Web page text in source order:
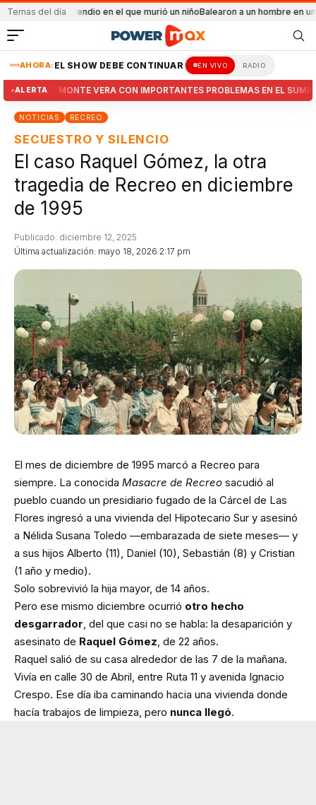
Temas del día
el incendio en el que murió un niñoBalearon a un hombre en un conflicto
AHORA: EL SHOW DEBE CONTINUAR EN VIVO RADIO
ALERTAY MONTE VERA CON IMPORTANTES PROBLEMAS EN EL
NOTICIAS RECREO
SECUESTRO Y SILENCIO
El caso Raquel Gómez, la otra
tragedia de Recreo en diciembre
de 1995
Última actualización: mayo 18, 2026 2:17 pm
Publicado: diciembre 12, 2025
El mes de diciembre de 1995 marcó a Recreo para
siempre. La conocida Masacre de Recreo sacudió al
pueblo cuando un presidiario fugado de la Cárcel de Las
Flores ingresó a una vivienda del Hipotecario Sur y asesinó
a Nélida Susana Toledo —embarazada de siete meses— y
a sus hijos Alberto (11), Daniel (10), Sebastián (8) y Cristian
(1 año y medio).
Solo sobrevivió la hija mayor, de 14 años.
Pero ese mismo diciembre ocurrió otro hecho
desgarrador, del que casi no se habla: la desaparición y
asesinato de Raquel Gómez, de 22 años.
Raquel salió de su casa alrededor de las 7 de la mañana.
Vivía en calle 30 de Abril, entre Ruta 11 y avenida Ignacio
Crespo. Ese día iba caminando hacia una vivienda donde
hacía trabajos de limpieza, pero nunca llegó.